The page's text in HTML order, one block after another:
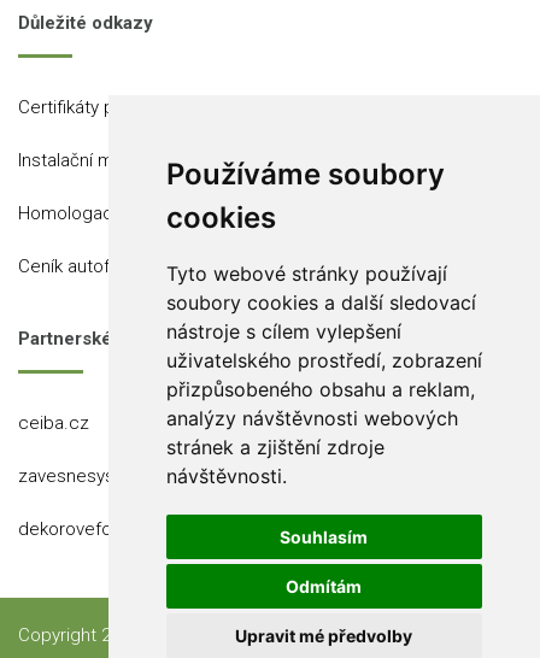
Používáme soubory
cookies
Tyto webové stránky používají
soubory cookies a další sledovací
nástroje s cílem vylepšení
uživatelského prostředí, zobrazení
přizpůsobeného obsahu a reklam,
analýzy návštěvnosti webových
stránek a zjištění zdroje
návštěvnosti.
Souhlasím
Odmítám
Upravit mé předvolby
Důležité odkazy
Certifikáty produktů
Instalační místa
Homologace
Ceník autofólií
Partnerské stránky
ceiba.cz
zavesnesystemy.cz
dekorovefolie.cz
Copyright 2023 Ceiba, s.r.o.